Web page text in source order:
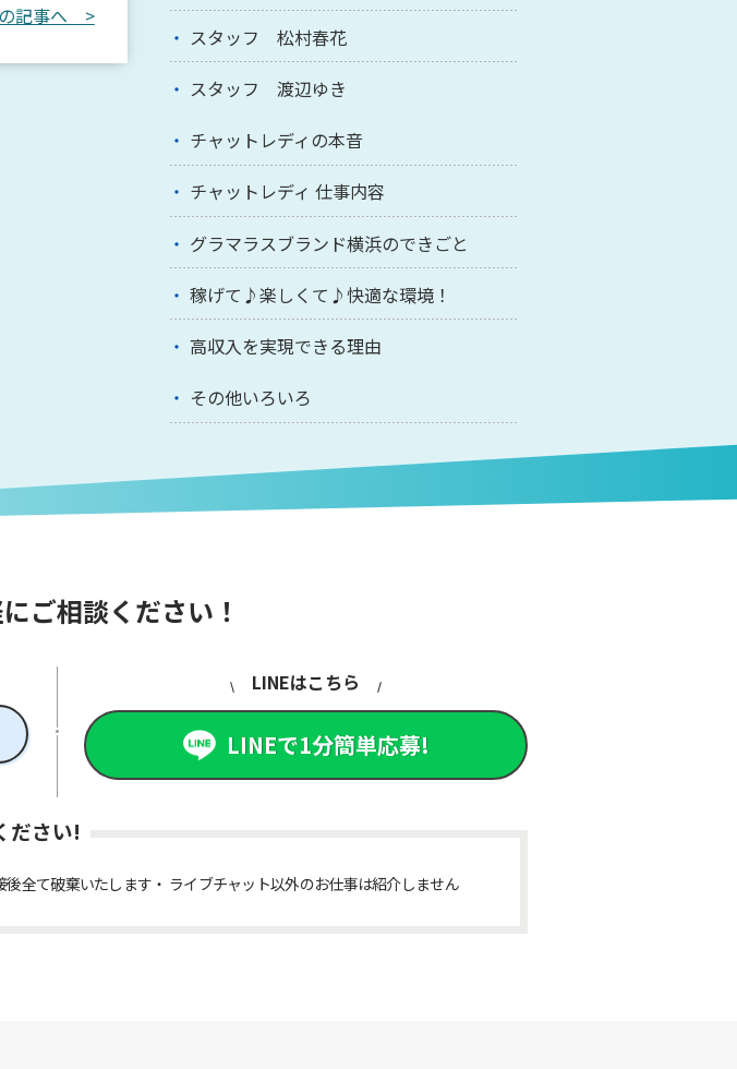
記事へ >
スタッフ 松村春花
スタッフ 渡辺ゆき
チャットレディの本音
チャットレディ 仕事内容
グラマラスブランド横浜のできごと
稼げて♪楽しくて♪快適な環境！
高収入を実現できる理由
その他いろいろ
ご相談ください！
LINEはこちら
LINEで1分簡単応募!
ださい!
後全て破棄いたします ライブチャット以外のお仕事は紹介しません